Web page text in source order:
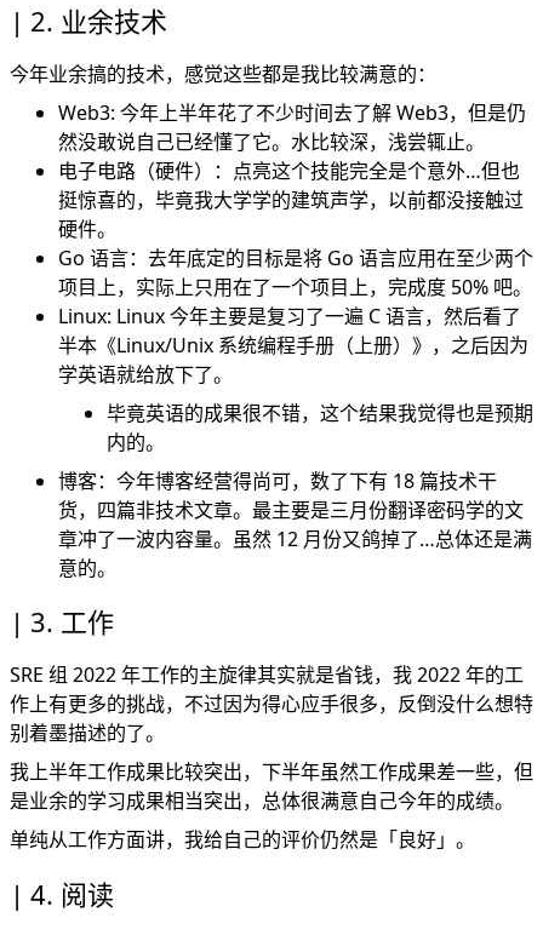
2. 业余技术
今年业余搞的技术，感觉这些都是我比较满意的：
Web3: 今年上半年花了不少时间去了解 Web3，但是仍
然没敢说自己已经懂了它。水比较深，浅尝辄止。
电子电路（硬件）：点亮这个技能完全是个意外…但也
挺惊喜的，毕竟我大学学的建筑声学，以前都没接触过
硬件。
Go 语言：去年底定的目标是将 Go 语言应用在至少两个
项目上，实际上只用在了一个项目上，完成度 50% 吧。
Linux: Linux 今年主要是复习了一遍 C 语言，然后看了
半本《Linux/Unix 系统编程手册（上册）》，之后因为
学英语就给放下了。
毕竟英语的成果很不错，这个结果我觉得也是预期
内的。
博客：今年博客经营得尚可，数了下有 18 篇技术干
货，四篇非技术文章。最主要是三月份翻译密码学的文
章冲了一波内容量。虽然 12 月份又鸽掉了…总体还是满
意的。
3. 工作
SRE 组 2022 年工作的主旋律其实就是省钱，我 2022 年的工
作上有更多的挑战，不过因为得心应手很多，反倒没什么想特
别着墨描述的了。
我上半年工作成果比较突出，下半年虽然工作成果差一些，但
是业余的学习成果相当突出，总体很满意自己今年的成绩。
单纯从工作方面讲，我给自己的评价仍然是「良好」。
4. 阅读